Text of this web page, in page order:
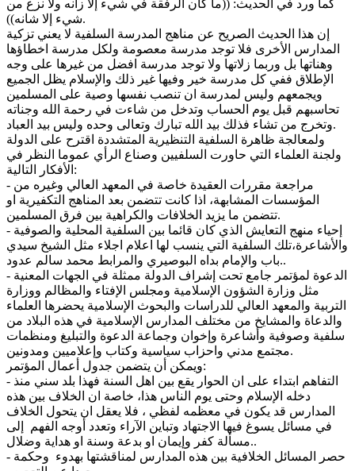
كما ورد في الحديث: ((ما كان الرفقة في شيء إلا زانه ولا نزع من
شيء إلا شانه)).
إن هذا الحديث الصريح عن مناهج المدرسة السلفية لا يعني تزكية
المدارس الأخرى فلا توجد مدرسة معصومة ولكل مدرسة اخطاؤها
وهناتها بل وربما زلاتها ولا توجد مدرسة افضل من غيرها على وجه
الإطلاق ففي كل مدرسة خير وفيها غير ذلك والإسلام يظل الجميع
ويجمعهم وليس لمدرسة ان تنصب نفسها وصية على المسلمين
تحاسبهم قبل يوم الحساب وتدخل من شاءت في رحمة الله وجناته
وتخرج من تشاء فذلك بيد الله تبارك وتعالى وحده وليس بيد العباد.
ولمعالجة ظاهرة السلفية التنظيرية المتشددة اقترح على الدولة
ولجنة العلماء التي حاورت السلفيين وصناع الرأي عموما النظر في
الأفكار التالية:
- مراجعة مقررات العقيدة خاصة في المعهد العالي وغيره من
المؤسسات المشابهة، اذا كانت تتضمن بعد المناهج التكفيرية او
تتضمن ما يزيد الخلافات والكراهية بين فرق المسلمين.
- إحياء منهج التعايش الذي كان قائما بين السلفية المحلية والصوفية
والأشاعرة،تلك السلفية التي ينسب لها اعلام اجلاء مثل الشيخ سيدي
باب والإمام بداه البوصيري والمرابط محمد سالم عدود..
- الدعوة لمؤتمر جامع تحت إشراف الدولة ممثلة في الجهات المعنية
مثل وزارة الشؤون الإسلامية ومجلس الإفتاء والمظالم ووزارة
التربية والمعهد العالي للدراسات والبحوث الإسلامية يحضرها العلماء
والدعاة والمشايخ من مختلف المدارس الإسلامية في هذه البلاد من
سلفية وصوفية وأشاعرة وإخوان وجماعة الدعوة والتبليغ ومنظمات
مجتمع مدني واحزاب سياسية وكتاب وإعلاميين ومدونين.
ويمكن أن يتضمن جدول أعمال المؤتمر:
- التفاهم ابتداء على ان الحوار يقع بين اهل السنة فهذا بلد سني منذ
دخله الإسلام وحتى يوم الناس هذا، خاصة ان الخلاف بين هذه
المدارس قد يكون في معظمه لفظي ، فلا يعقل ان يتحول الخلاف
في مسائل يسوغ فيها الاجتهاد وتباين الآراء وتعدد أوجه الفهم إلى
مسألة كفر وإيمان او بدعة وسنة او هداية وضلال..
- حصر المسائل الخلافية بين هذه المدارس لمناقشتها بهدوء وحكمة